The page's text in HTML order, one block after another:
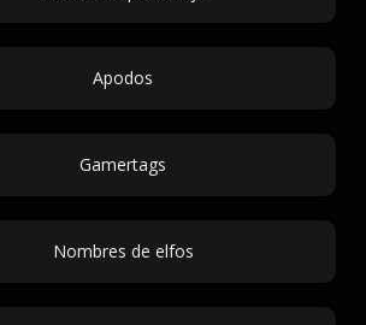
Apodos
Gamertags
Nombres de elfos